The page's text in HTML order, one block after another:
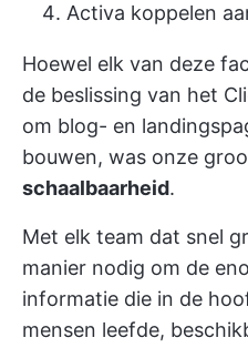
Activa koppelen
Hoewel elk van deze
de beslissing van het
om blog- en
bouwen, was onze
schaalbaarheid.
Met elk team dat snel
manier nodig om de
informatie die in de
mensen leefde,